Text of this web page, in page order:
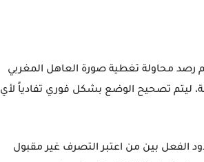
رصد محاولة تغطية صورة العاهل المغربي
ليتم تصحيح الوضع بشكل فوري تفادياً لأي
الفعل بين من اعتبر التصرف غير مقبول